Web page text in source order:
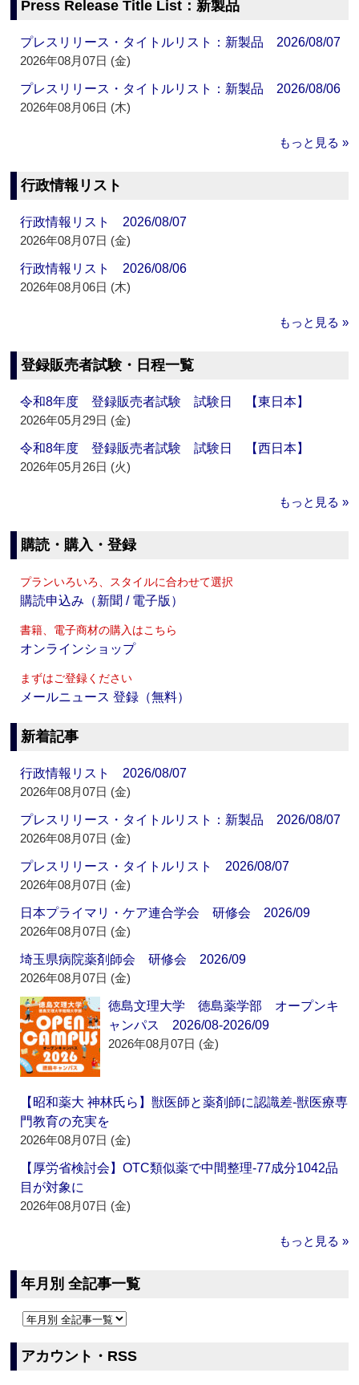
Press Release Title List：新製品
プレスリリース・タイトルリスト：新製品 2026/08/07
2026年08月07日 (金)
プレスリリース・タイトルリスト：新製品 2026/08/06
2026年08月06日 (木)
もっと見る »
行政情報リスト
行政情報リスト 2026/08/07
2026年08月07日 (金)
行政情報リスト 2026/08/06
2026年08月06日 (木)
もっと見る »
登録販売者試験・日程一覧
令和8年度 登録販売者試験 試験日 【東日本】
2026年05月29日 (金)
令和8年度 登録販売者試験 試験日 【西日本】
2026年05月26日 (火)
もっと見る »
購読・購入・登録
プランいろいろ、スタイルに合わせて選択
購読申込み（新聞 / 電子版）
書籍、電子商材の購入はこちら
オンラインショップ
まずはご登録ください
メールニュース 登録（無料）
新着記事
行政情報リスト 2026/08/07
2026年08月07日 (金)
プレスリリース・タイトルリスト：新製品 2026/08/07
2026年08月07日 (金)
プレスリリース・タイトルリスト 2026/08/07
2026年08月07日 (金)
日本プライマリ・ケア連合学会 研修会 2026/09
2026年08月07日 (金)
埼玉県病院薬剤師会 研修会 2026/09
2026年08月07日 (金)
徳島文理大学 徳島薬学部 オープンキ
ャンパス 2026/08-2026/09
2026年08月07日 (金)
【昭和薬大 神林氏ら】獣医師と薬剤師に認識差‐獣医療専
門教育の充実を
2026年08月07日 (金)
【厚労省検討会】OTC類似薬で中間整理‐77成分1042品
目が対象に
2026年08月07日 (金)
もっと見る »
年月別 全記事一覧
アカウント・RSS